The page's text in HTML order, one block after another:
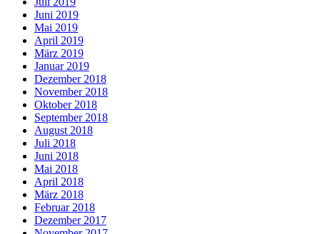
Juni 2019
Mai 2019
April 2019
März 2019
Januar 2019
Dezember 2018
November 2018
Oktober 2018
September 2018
August 2018
Juli 2018
Juni 2018
Mai 2018
April 2018
März 2018
Februar 2018
Dezember 2017